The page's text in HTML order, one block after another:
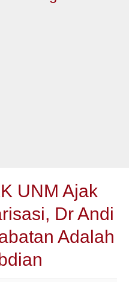
UNM Ajak
Dr Andi
Adalah